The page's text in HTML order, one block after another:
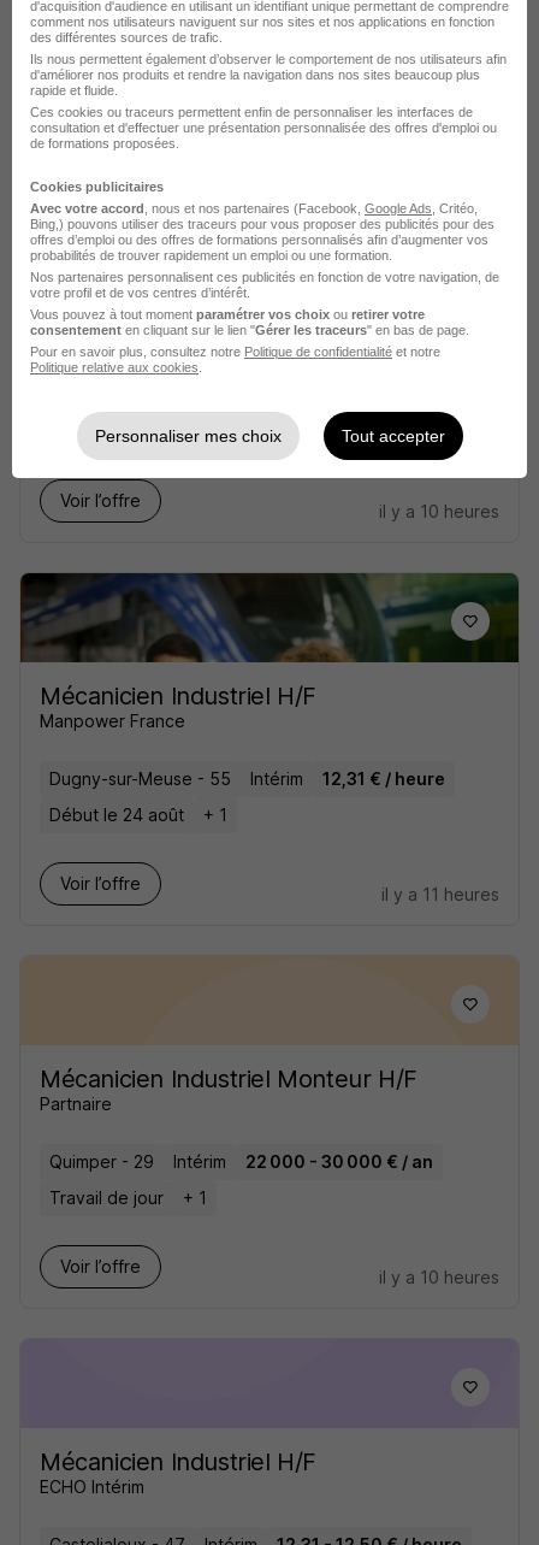
Marseille 15e - 13 Intérim
2 000 - 2 500 € / mois
18 mois
Voir l’offre
il y a 10 heures
Mecanicien Industriel H/F
Crit
4 mois
Voir l’offre
il y a 10 heures
Mécanicien Industriel H/F
Manpower France
Dugny-sur-Meuse - 55 Intérim
12,31 € / heure
Début le 24 août
+ 1
Voir l’offre
il y a 11 heures
Mécanicien Industriel Monteur H/F
Partnaire
Quimper - 29 Intérim
22 000 - 30 000 € / an
Travail de jour
+ 1
Voir l’offre
il y a 10 heures
Mécanicien Industriel H/F
ECHO Intérim
d'acquisition d'audience en utilisant un identifiant unique permettant de comprendre
comment nos utilisateurs naviguent sur nos sites et nos applications en fonction
des différentes sources de trafic.
Ils nous permettent également d’observer le comportement de nos utilisateurs afin
d'améliorer nos produits et rendre la navigation dans nos sites beaucoup plus
rapide et fluide.
Ces cookies ou traceurs permettent enfin de personnaliser les interfaces de
consultation et d'effectuer une présentation personnalisée des offres d'emploi ou
de formations proposées.
Cookies publicitaires
Avec votre accord , nous et nos partenaires (Facebook, Google Ads , Critéo,
Bing,) pouvons utiliser des traceurs pour vous proposer des publicités pour des
offres d’emploi ou des offres de formations personnalisés afin d’augmenter vos
probabilités de trouver rapidement un emploi ou une formation.
Nos partenaires personnalisent ces publicités en fonction de votre navigation, de
votre profil et de vos centres d’intérêt.
Vous pouvez à tout moment paramétrer vos choix ou retirer votre
consentement en cliquant sur le lien "Gérer les traceurs" en bas de page.
Pour en savoir plus, consultez notre Politique de confidentialité et notre
Politique relative aux cookies
Personnaliser mes choix Tout accepter